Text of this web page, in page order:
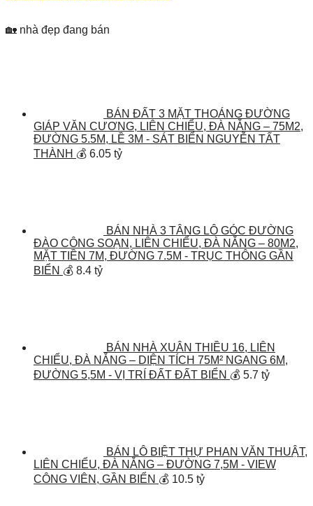
🏡 nhà đẹp đang bán
BÁN ĐẤT 3 MẶT THOÁNG ĐƯỜNG
GIÁP VĂN CƯƠNG, LIÊN CHIỂU, ĐÀ NẴNG – 75M2,
ĐƯỜNG 5.5M, LỀ 3M - SÁT BIỂN NGUYỄN TẤT
THÀNH 💰 6.05 tỷ
BÁN NHÀ 3 TÂNG LÔ GÓC ĐƯỜNG
ĐÀO CÔNG SOẠN, LIÊN CHIỂU, ĐÀ NẴNG – 80M2,
MẶT TIỀN 7M, ĐƯỜNG 7.5M - TRỤC THÔNG GẦN
BIỂN 💰 8.4 tỷ
BÁN NHÀ XUÂN THIỀU 16, LIÊN
CHIỂU, ĐÀ NẴNG – DIỆN TÍCH 75M² NGANG 6M,
ĐƯỜNG 5,5M - VỊ TRÍ ĐẤT ĐẤT BIỂN 💰 5.7 tỷ
BÁN LÔ BIỆT THỰ PHAN VĂN THUẬT,
LIÊN CHIỂU, ĐÀ NẴNG – ĐƯỜNG 7,5M - VIEW
CÔNG VIÊN, GẦN BIỂN 💰 10.5 tỷ